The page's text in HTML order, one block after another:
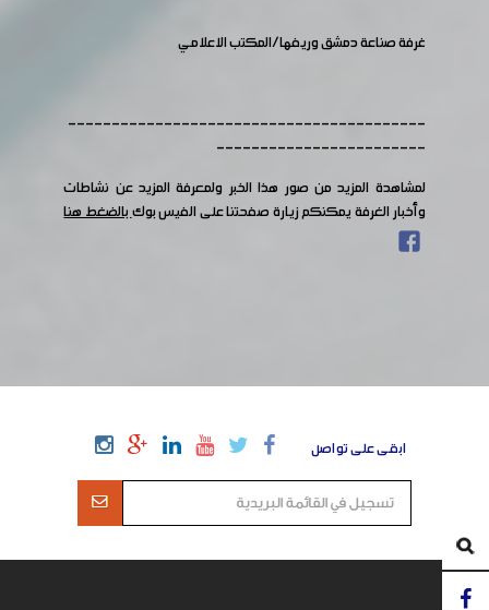
غرفة صناعة دمشق وريفها/المكتب الاعلامي
-----------------------------------------
------------------------
لمشاهدة المزيد من صور هذا الخبر ولمعرفة المزيد عن نشاطات
وأخبار الغرفة يمكنكم زيارة صفحتنا على الفيس بوكبالضغط هنا
ابقى على تواصل